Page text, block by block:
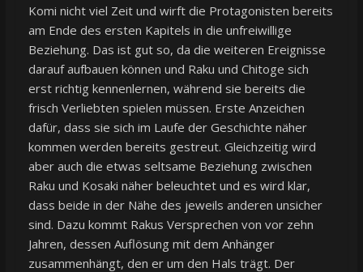
Komi nicht viel Zeit und wirft die Protagonisten bereits
am Ende des ersten Kapitels in die unfreiwillige
Beziehung. Das ist gut so, da die weiteren Ereignisse
darauf aufbauen können und Raku und Chitoge sich
erst richtig kennenlernen, während sie bereits die
frisch Verliebten spielen müssen. Erste Anzeichen
dafür, dass sie sich im Laufe der Geschichte näher
kommen werden bereits gestreut. Gleichzeitig wird
aber auch die etwas seltsame Beziehung zwischen
Raku und Kosaki näher beleuchtet und es wird klar,
dass beide in der Nähe des jeweils anderen unsicher
sind. Dazu kommt Rakus Versprechen von vor zehn
Jahren, dessen Auflösung mit dem Anhänger
zusammenhängt, den er um den Hals trägt. Der